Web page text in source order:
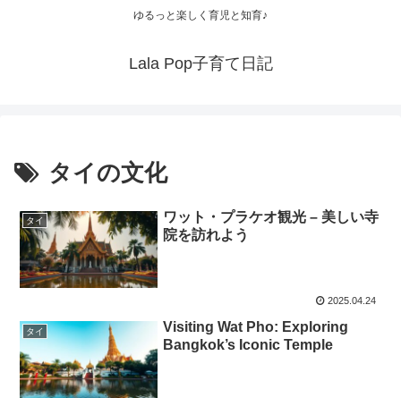
ゆるっと楽しく育児と知育♪
Lala Pop子育て日記
タイの文化
タイ
ワット・プラケオ観光 – 美しい寺
院を訪れよう
2025.04.24
タイ
Visiting Wat Pho: Exploring
Bangkok’s Iconic Temple